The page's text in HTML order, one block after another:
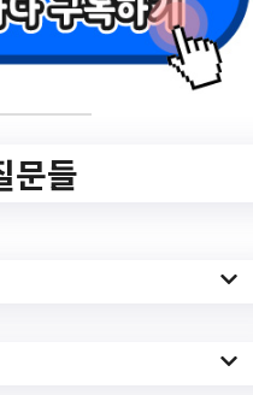
기 ▼
bridge/청소년 대상
디어 장비 대여 시작!/?
~
문들